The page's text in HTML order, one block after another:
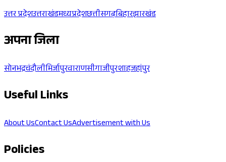
उत्तर प्रदेशउत्तराखंडमध्यप्रदेशछत्तीसगढ़बिहारझारखंड
अपना जिला
सोनभद्रचंदौलीमिर्जापुरवाराणसीगाजीपुरशाहजहांपुर
Useful Links
About UsContact UsAdvertisement with Us
Policies